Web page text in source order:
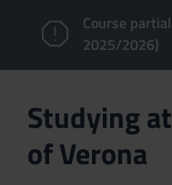
Course
2025/2026)
Studying
of Verona